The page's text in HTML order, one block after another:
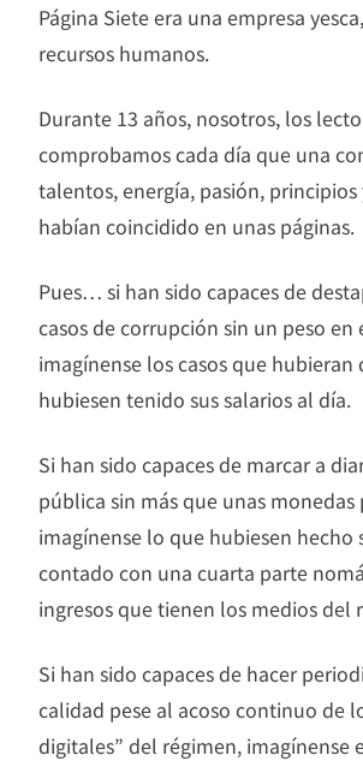
Página Siete era una empresa
recursos humanos.
Durante 13 años, nosotros, los
comprobamos cada día que una
talentos, energía, pasión, principios
habían coincidido en unas páginas.
Pues… si han sido capaces de
casos de corrupción sin un peso
imagínense los casos que hubieran
hubiesen tenido sus salarios al día.
Si han sido capaces de marcar a
pública sin más que unas monedas
imagínense lo que hubiesen hecho
contado con una cuarta parte
ingresos que tienen los medios del
Si han sido capaces de hacer
calidad pese al acoso continuo de
digitales” del régimen, imagínense